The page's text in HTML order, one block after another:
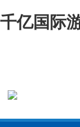
千亿国际